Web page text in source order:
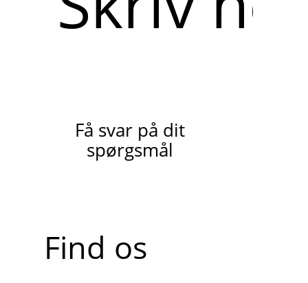
Få svar på dit
spørgsmål
Find os